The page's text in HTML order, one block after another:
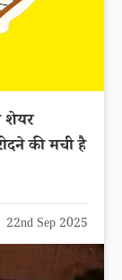
शेयर
की मची है
22nd Sep 2025